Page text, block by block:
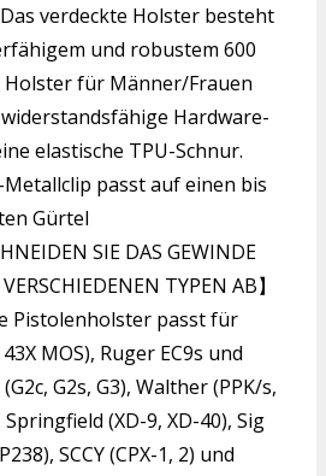
Das verdeckte Holster besteht
und robustem 600
Holster für Männer/Frauen
Hardware-
elastische TPU-Schnur.
passt auf einen bis
Gürtel
SIE DAS GEWINDE
TYPEN AB】
Pistolenholster passt für
MOS), Ruger EC9s und
G2s, G3), Walther (PPK/s,
Springfield (XD-9, XD-40), Sig
SCCY (CPX-1, 2) und